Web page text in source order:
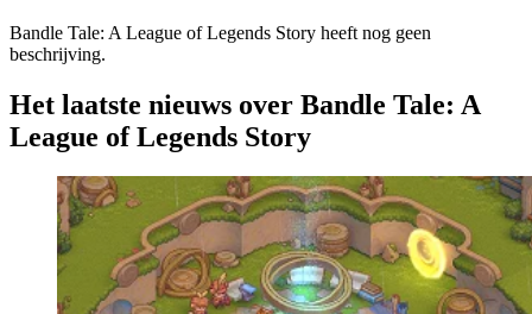
Bandle Tale: A League of Legends Story heeft nog geen
beschrijving.
Het laatste nieuws over Bandle Tale: A
League of Legends Story